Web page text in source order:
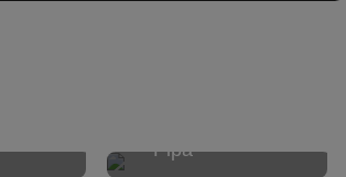
Pipa